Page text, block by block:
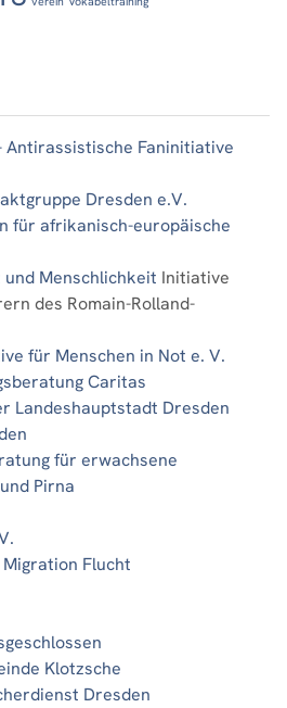
Faninitiative
Dresden e.V.
für afrikanisch-europäische
Menschlichkeit Initiative
des Romain-Rolland-
für Menschen in Not e. V.
Caritas
Landeshauptstadt Dresden
für erwachsene
Pirna
Flucht
Klotzsche
Dresden